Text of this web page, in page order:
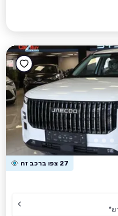
27 צפו ברכב זה
*